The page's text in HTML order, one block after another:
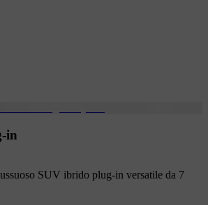
in
SUV ibrido plug-in versatile da 7